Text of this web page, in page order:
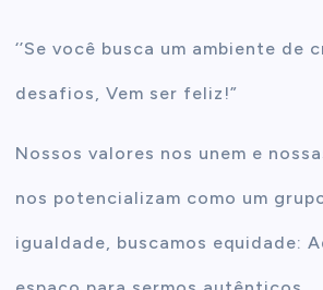
‘’Se você busca um ambiente de
desafios, Vem ser feliz!”
Nossos valores nos unem e
nos potencializam como um
igualdade, buscamos equidade: